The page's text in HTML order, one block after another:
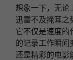
想象一下，无论
迅雷不及掩耳之
它不仅是速度的
的记录工作瞬间
还是精彩的电影